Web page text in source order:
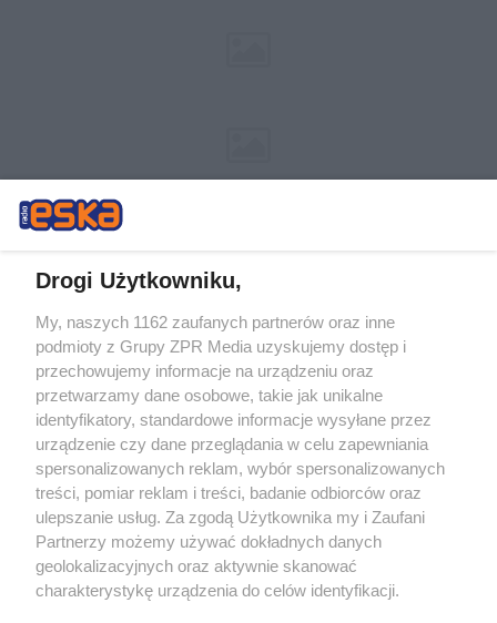
Żaden utwór zamieszczony w serwisie nie może być powielany i
rozpowszechniany lub dalej rozpowszechniany w jakikolwiek sposób (w
tym także elektroniczny lub mechaniczny) na jakimkolwiek polu
eksploatacji w jakiejkolwiek formie, włącznie z umieszczaniem w
Internecie bez pisemnej zgody właściciela praw. Jakiekolwiek użycie lub
wykorzystanie utworów w całości lub w części z naruszeniem prawa,
tzn. bez właściwej zgody, jest zabronione pod groźbą kary i może być
ścigane prawnie.
Drogi Użytkowniku,
My, naszych 1162 zaufanych partnerów oraz inne
podmioty z Grupy ZPR Media uzyskujemy dostęp i
przechowujemy informacje na urządzeniu oraz
przetwarzamy dane osobowe, takie jak unikalne
identyfikatory, standardowe informacje wysyłane przez
urządzenie czy dane przeglądania w celu zapewniania
spersonalizowanych reklam, wybór spersonalizowanych
treści, pomiar reklam i treści, badanie odbiorców oraz
ulepszanie usług. Za zgodą Użytkownika my i Zaufani
Partnerzy możemy używać dokładnych danych
geolokalizacyjnych oraz aktywnie skanować
charakterystykę urządzenia do celów identyfikacji.